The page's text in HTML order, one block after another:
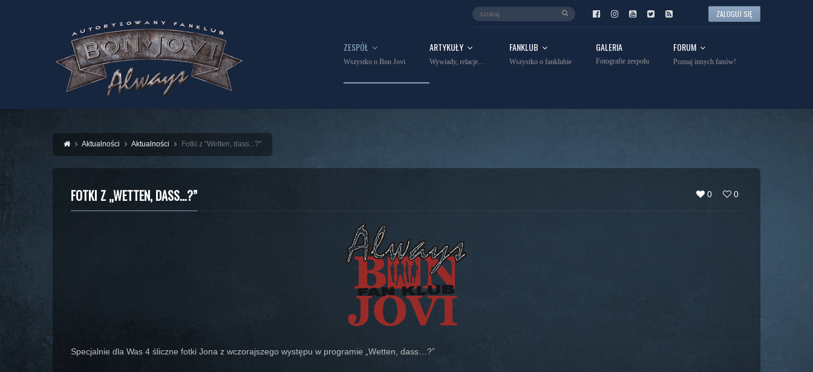
ZALOGUJ SIĘ
ZESPÓŁ
Wszystko o Bon Jovi
ARTYKUŁY
Wywiady, relacje…
FANKLUB
Wszystko o fanklubie
GALERIA
Fotografie zespołu
FORUM
Poznaj innych fanów!
Aktualności Aktualności Fotki z "Wetten, dass...?"
0 0
FOTKI Z „WETTEN, DASS…?”
Specjalnie dla Was 4 śliczne fotki Jona z wczorajszego występu w programie „Wetten, dass…?”